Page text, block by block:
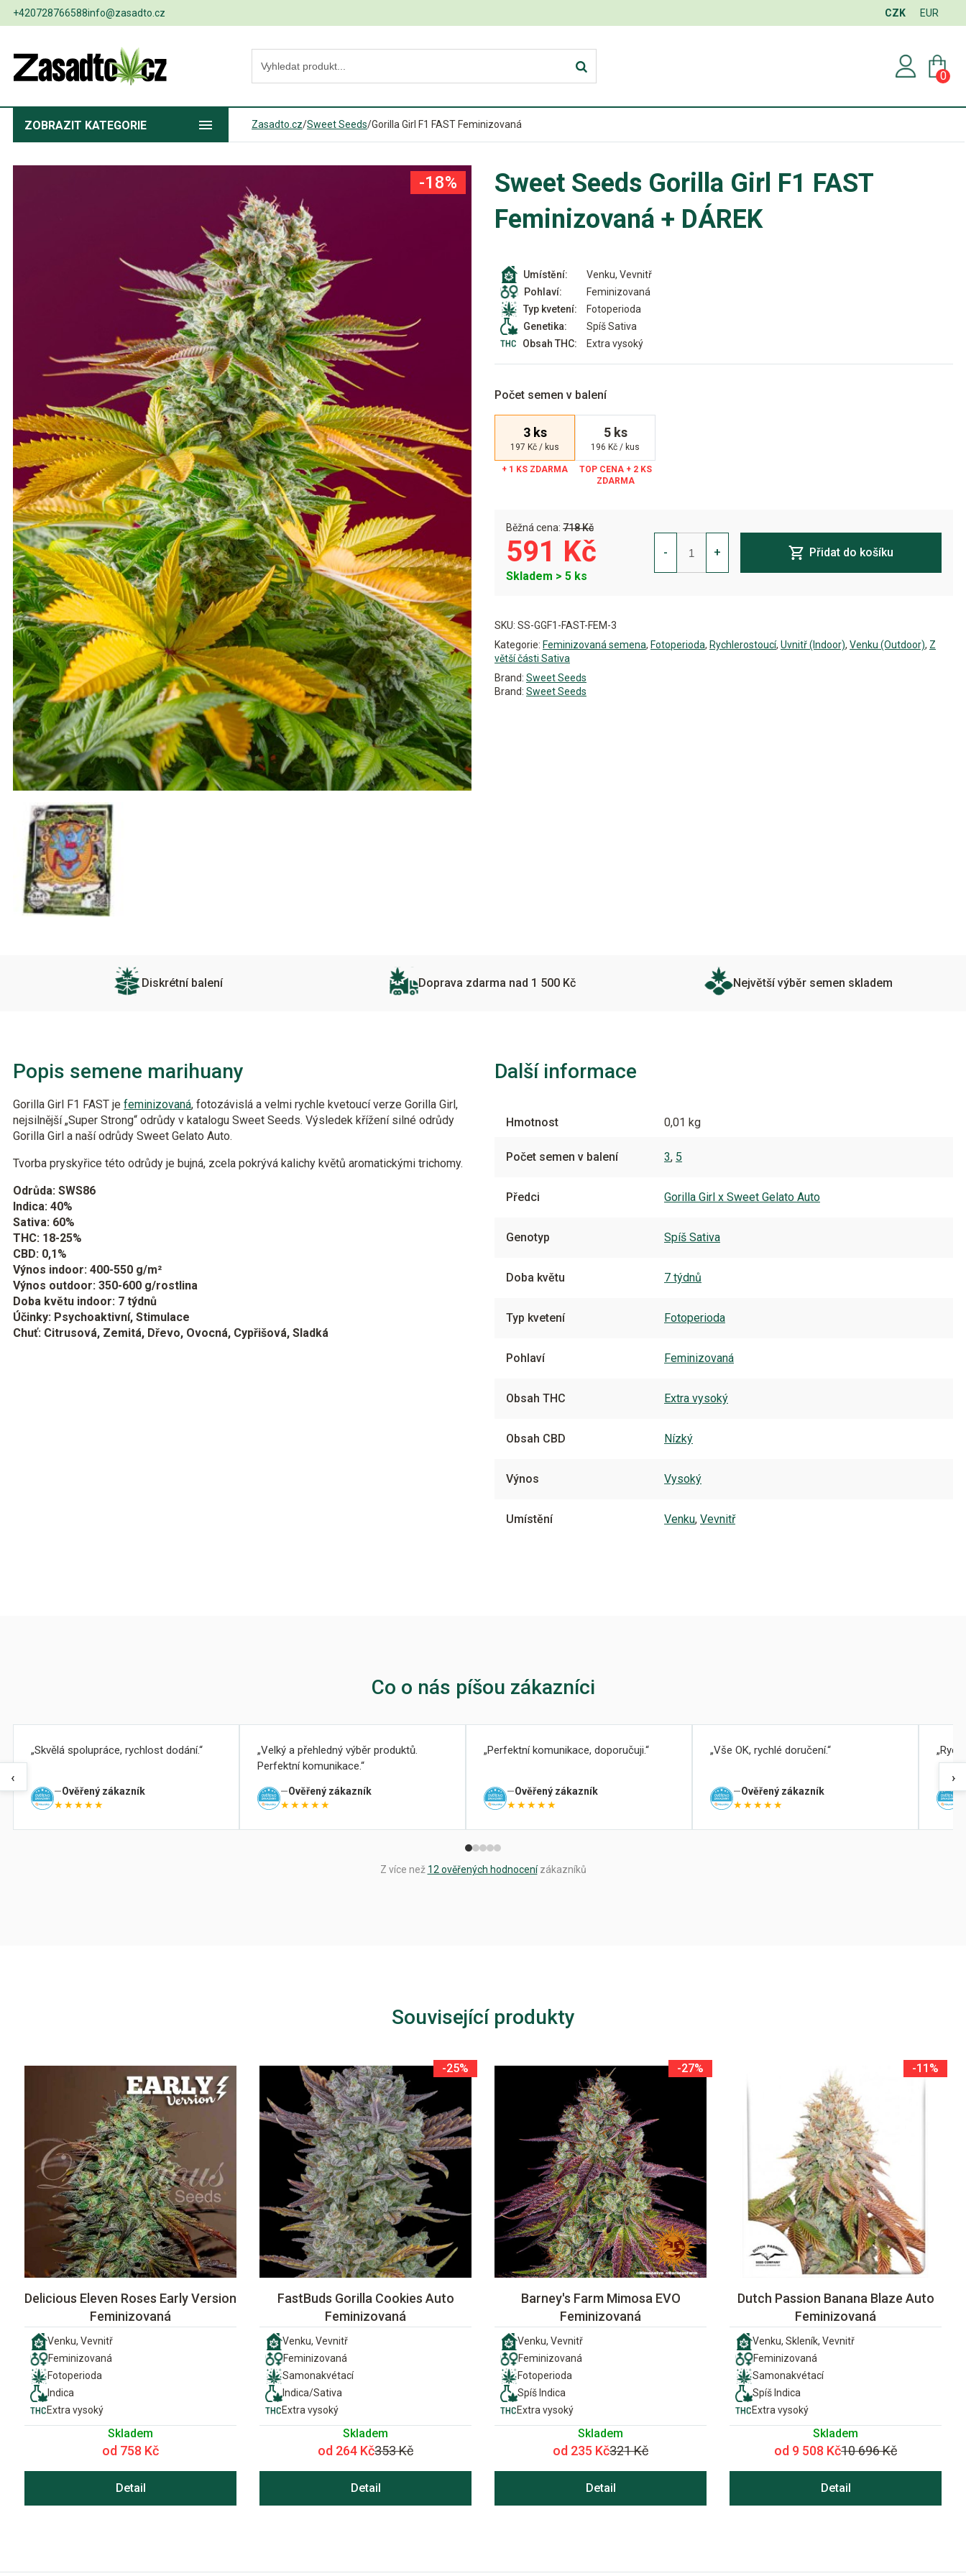
+420728766588info@zasadto.cz CZK EUR
0
ZOBRAZIT KATEGORIE Zasadto.cz/Sweet Seeds/Gorilla Girl F1 FAST Feminizovaná
Sweet Seeds Gorilla Girl F1 FAST
Feminizovaná + DÁREK
Umístění:
Venku, Vevnitř
Pohlaví:
Feminizovaná
Typ kvetení:
Fotoperioda
Genetika:
Spíš Sativa
Obsah THC:
Extra vysoký
Počet semen v balení
3 ks
197 Kč / kus
5 ks
196 Kč / kus
Běžná cena: 718 Kč
-18%
591 Kč
Skladem > 5 ks
-
Gorilla
Girl
FAST
+ Přidat do košíku
SKU: SS-GGF1-FAST-FEM-3
Kategorie: Feminizovaná semena, Fotoperioda, Rychlerostoucí, Uvnitř (Indoor), Venku (Outdoor), Z
větší části Sativa
Brand: Sweet Seeds
Brand: Sweet Seeds
Diskrétní balení Doprava zdarma nad 1 500 Kč Největší výběr semen skladem
Popis semene marihuany
Gorilla Girl F1 FAST je feminizovaná, fotozávislá a velmi rychle kvetoucí verze Gorilla Girl,
nejsilnější „Super Strong“ odrůdy v katalogu Sweet Seeds. Výsledek křížení silné odrůdy
Gorilla Girl a naší odrůdy Sweet Gelato Auto.
Tvorba pryskyřice této odrůdy je bujná, zcela pokrývá kalichy květů aromatickými trichomy.
Odrůda: SWS86
Indica: 40%
Sativa: 60%
THC: 18-25%
CBD: 0,1%
Výnos indoor: 400-550 g/m²
Výnos outdoor: 350-600 g/rostlina
Doba květu indoor: 7 týdnů
Účinky: Psychoaktivní, Stimulace
Chuť: Citrusová, Zemitá, Dřevo, Ovocná, Cypřišová, Sladká
Další informace
Hmotnost 0,01 kg
Počet semen v balení 3, 5
Předci Gorilla Girl x Sweet Gelato Auto
Genotyp Spíš Sativa
Doba květu 7 týdnů
Typ kvetení Fotoperioda
Pohlaví Feminizovaná
Obsah THC Extra vysoký
Obsah CBD Nízký
Výnos Vysoký
Umístění Venku, Vevnitř
Co o nás píšou zákazníci
‹
Skvělá spolupráce, rychlost dodání.
Ověřený zákazník
★★★★★
Velký a přehledný výběr produktů.
Perfektní komunikace.
Ověřený zákazník
★★★★★
Perfektní komunikace, doporučuji.
Ověřený zákazník
★★★★★
Vše OK, rychlé doručení.
Ověřený zákazník
★★★★★
›
Z více než 12 ověřených hodnocenízákazníků
Související produkty
Delicious Eleven Roses Early Version
Feminizovaná
Venku, Vevnitř
Feminizovaná
Fotoperioda
Indica
Extra vysoký
Skladem
od 758 Kč
Detail
-25%
FastBuds Gorilla Cookies Auto
Feminizovaná
Venku, Vevnitř
Feminizovaná
Samonakvétací
Indica/Sativa
Extra vysoký
Skladem
od 264 Kč353 Kč
Detail
-27%
Barney's Farm Mimosa EVO
Feminizovaná
Venku, Vevnitř
Feminizovaná
Fotoperioda
Spíš Indica
Extra vysoký
Skladem
od 235 Kč321 Kč
Detail
-11%
Dutch Passion Banana Blaze Auto
Feminizovaná
Venku, Skleník, Vevnitř
Feminizovaná
Samonakvétací
Spíš Indica
Extra vysoký
Skladem
od 9 508 Kč10 696 Kč
Detail